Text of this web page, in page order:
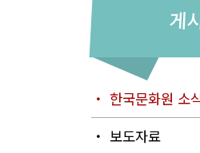
게
・ 한국문화원 소
・ 보도자료